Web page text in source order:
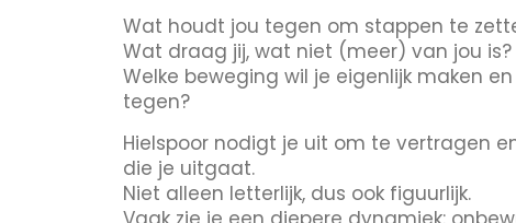
Wat houdt jou tegen om stappen te
Wat draag jij, wat niet (meer) van jou is?
Welke beweging wil je eigenlijk maken
tegen?
Hielspoor nodigt je uit om te vertragen
die je uitgaat.
Niet alleen letterlijk, dus ook figuurlijk.